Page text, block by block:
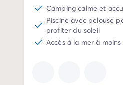
Camping Catalogne
Camping Costa Brava
Camping Barcelone
Camping Escala
Camping calme et
Piscine avec pelouse
profiter du soleil
Accès à la mer à